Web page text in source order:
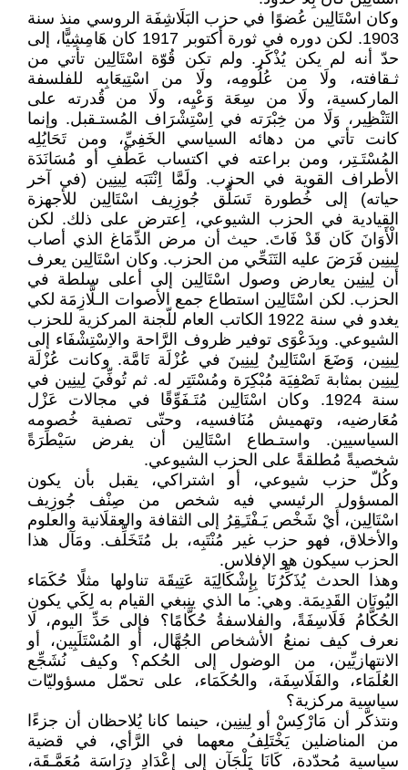
وكان اسْتَالِين عُضوًا في حزب البَلَاشِفَة الروسي منذ سنة
1903. لكن دوره في ثورة أكتوبر 1917 كان هَامِشِيًّا، إلى
حدّ أنه لم يكن يُذْكَر. ولم تكن قُوّة اسْتَالِين تأتي من
ثـقافته، ولَا من عُلُومِه، ولَا من اسْتِيعَابِه للفلسفة
الماركسية، ولَا من سِعَة وَعْيِه، ولَا من قُدرته على
التَنْظِير، وَلَا من خِبْرَته في اِسْتِشْرَاف المُستـقبل. وإنما
كانت تأتي من دهائه السياسي الخَفِيِّ، ومن تَحَايُلِه
المُسْتَـتِر، ومن براعته في اكتساب عَطْفِ أو مُسَانَدَة
الأطراف القوية في الحزب. ولَمَّا اِنْتَبَه لِينِين (في آخر
حياته) إلى خُطورة تَسَلُّق جُوزِيف اسْتَالِين للأجهزة
القيادية في الحزب الشيوعي، اِعترض على ذلك. لكن
الْأَوَانَ كَان قَدْ فَاتَ. حيث أن مرض الدِّمَاغ الذي أصاب
لِينِين فَرَضَ عليه التَنَحِّي من الحزب. وكان اسْتَالِين يعرف
أن لِينِين يعارض وصول اسْتَالِين إلى أعلى سلطة في
الحزب. لكن اسْتَالِين استطاع جمع الأصوات الـلَّازِمَة لكي
يغدو في سنة 1922 الكاتب العام للّجنة المركزية للحزب
الشيوعي. وبِدَعْوَى توفير ظروف الرَّاحة والاِسْتِشْفَاء إلى
لِينِين، وَضَعَ اسْتَالِينُ لِينِينَ في عُزْلَة تَامَّة. وكانت عُزْلَة
لِينِين بمثابة تَصْفِيَة مُبْكِرَة ومُسْتَتِر له. ثم تُوفِّيَ لِينِين في
سنة 1924. وكان اسْتَالِين مُتَـفَوِّقًا في مجالات عَزْل
مُعَارضيه، وتهميش مُنَافسيه، وحتّى تصفية خُصومه
السياسيين. واستـطاع اسْتَالِين أن يفرض سَيْطَرَةً
شخصيةً مُطلقةً على الحزب الشيوعي.
وكُلّ حزب شيوعي، أو اشتراكي، يقبل بأن يكون
المسؤول الرئيسي فيه شخص من صِنْف جُوزِيف
اسْتَالِين، أَيْ شَخْص يَـفْتَـِقِرُ إلى الثقافة والعقلَانية والعلوم
والأخلاق، فهو حزب غير مُنْتَبِه، بل مُتَخَلِّف. ومَآل هذا
الحزب سيكون هو الإفلاس.
وهذا الحدث يُذَكِّرُنَا بِإِشْكَالِيَة عَتِيقَة تناولها مثلًا حُكَمَاء
اليُونَان القَدِيمَة. وهي: ما الذي ينبغي القيام به لِكَي يكون
الحُكَّامُ فَلَاسِفَةً، والفلاسفةُ حُكَّامًا؟ فإلى حَدِّ اليوم، لَا
نعرف كيف نمنعُ الأشخاص الجُهَّال، أو المُسْتَلَبِين، أو
الانتهازيِّين، من الوضول إلى الحُكم؟ وكيف نُشَجِّع
العُلَمَاء، والفَلَاسِفَة، والحُكَمَاء، على تحمّل مسؤوليّات
سياسية مركزية؟
ونتذكَّر أن مَارْكِسْ أو لِينِين، حينما كانا يُلاحظان أن جزءًا
من المناضلين يَخْتَلِفُ معهما في الرَّأي، في قضية
سياسية مُحدّدة، كَانَا يَلْجَآن إلى إِعْدَادِ دِرَاسَة مُعَمَّـقَة،